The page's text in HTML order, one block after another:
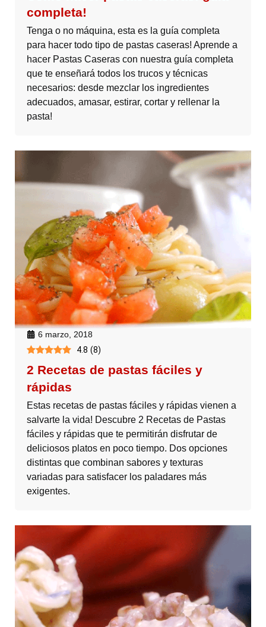
completa!
Tenga o no máquina, esta es la guía completa
para hacer todo tipo de pastas caseras! Aprende a
hacer Pastas Caseras con nuestra guía completa
que te enseñará todos los trucos y técnicas
necesarios: desde mezclar los ingredientes
adecuados, amasar, estirar, cortar y rellenar la
pasta!
6 marzo, 2018
4.8 (8)
2 Recetas de pastas fáciles y
rápidas
Estas recetas de pastas fáciles y rápidas vienen a
salvarte la vida! Descubre 2 Recetas de Pastas
fáciles y rápidas que te permitirán disfrutar de
deliciosos platos en poco tiempo. Dos opciones
distintas que combinan sabores y texturas
variadas para satisfacer los paladares más
exigentes.